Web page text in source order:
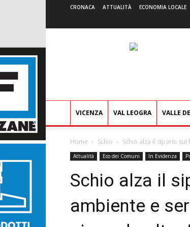
CRONACA ATTUALITÀ ECONOMIA LOCALE
VICENZA VAL LEOGRA VALLE
Home Schio Schio alza il sipario
Attualità Eco dei Comuni In Evidenza
Schio alza il
ambiente e